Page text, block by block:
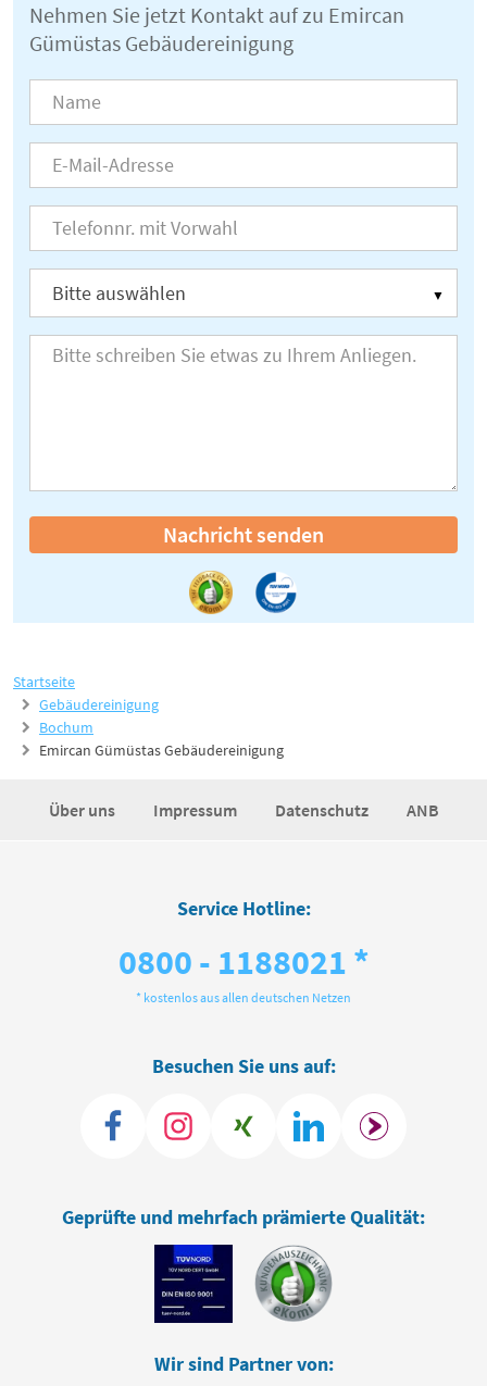
Startseite
Gebäudereinigung
Bochum
Emircan Gümüstas Gebäudereinigung
Nehmen Sie jetzt Kontakt auf zu Emircan
Gümüstas Gebäudereinigung
Nachricht senden
Über uns Impressum Datenschutz ANB
Service Hotline:
0800 - 1188021 *
* kostenlos aus allen deutschen Netzen
Besuchen Sie uns auf:
Geprüfte und mehrfach prämierte Qualität:
Wir sind Partner von: